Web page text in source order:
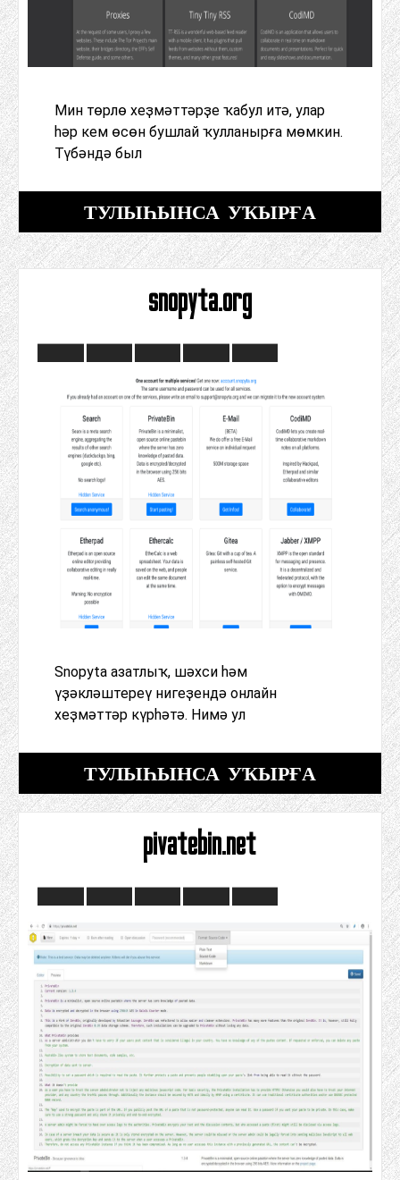
Мин төрлө хеҙмәттәрҙе ҡабул итә, улар
һәр кем өсөн бушлай ҡулланырға мөмкин.
Түбәндә был
ТУЛЫҺЫНСА УҠЫРҒА
snopyta.org
Snopyta азатлыҡ, шәхси һәм
үҙәкләштереү нигеҙендә онлайн
хеҙмәттәр күрһәтә. Нимә ул
ТУЛЫҺЫНСА УҠЫРҒА
pivatebin.net